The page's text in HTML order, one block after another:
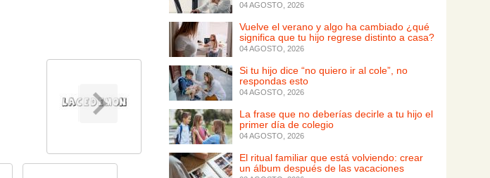
04 AGOSTO, 2026
Vuelve el verano y algo ha cambiado ¿qué
significa que tu hijo regrese distinto a casa?
04 AGOSTO, 2026
Si tu hijo dice “no quiero ir al cole”, no
respondas esto
04 AGOSTO, 2026
La frase que no deberías decirle a tu hijo el
primer día de colegio
04 AGOSTO, 2026
El ritual familiar que está volviendo: crear
un álbum después de las vacaciones